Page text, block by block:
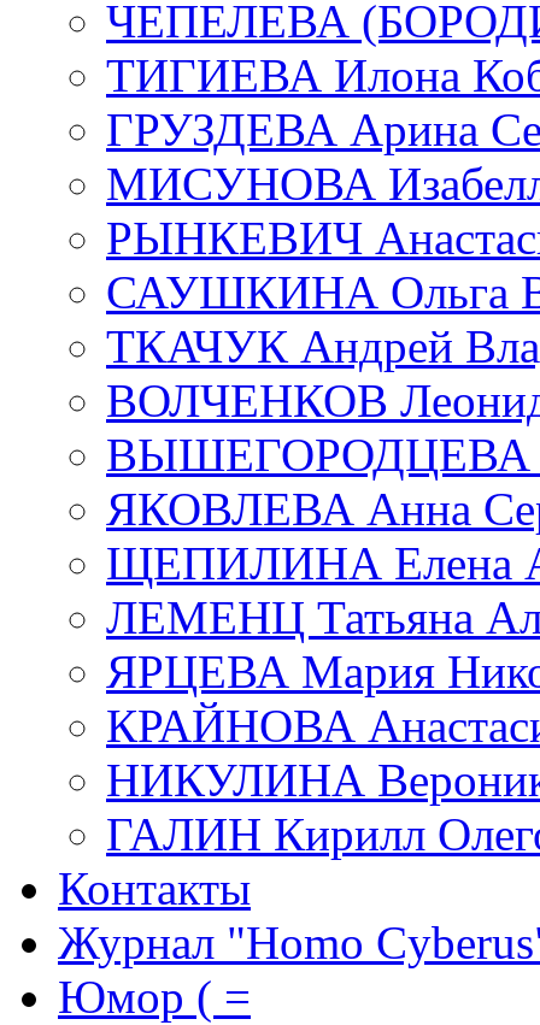
ЧЕПЕЛЕВА
ТИГИЕВА Илона
ГРУЗДЕВА Арина
МИСУНОВА
РЫНКЕВИЧ
САУШКИНА Ольга
ТКАЧУК Андрей
ВОЛЧЕНКОВ Леонид
ВЫШЕГОРОДЦЕВА
ЯКОВЛЕВА Анна
ЩЕПИЛИНА Елена
ЛЕМЕНЦ Татьяна
ЯРЦЕВА Мария
КРАЙНОВА
НИКУЛИНА
ГАЛИН Кирилл
Контакты
Журнал "Homo
Юмор ( =